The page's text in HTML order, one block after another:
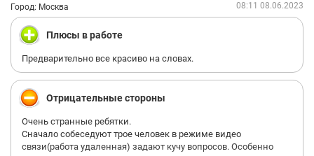
Город: Москва 08:11 08.06.2023
Плюсы в работе
Предварительно все красиво на словах.
Отрицательные стороны
Очень странные ребятки.
Сначало собеседуют трое человек в режиме видео
связи(работа удаленная) задают кучу вопросов. Особенно